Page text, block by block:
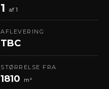
1 af 1
AFLEVERING
TBC
STØRRELSE FRA
1810 m²